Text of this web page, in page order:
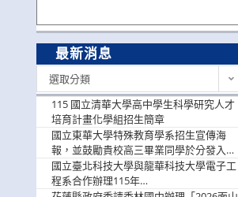
最新消息
選取分類
115 國立清華大學高中學生科學研究人才
培育計畫化學組招生簡章
國立東華大學特殊教育學系招生宣傳海
報，並鼓勵貴校高三畢業同學於分發入學
階段踴躍選填。
國立臺北科技大學與龍華科技大學電子工
程系合作辦理115年